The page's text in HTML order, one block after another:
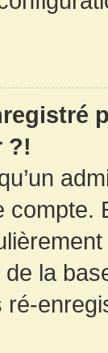
?!
compte.
de la
ré-